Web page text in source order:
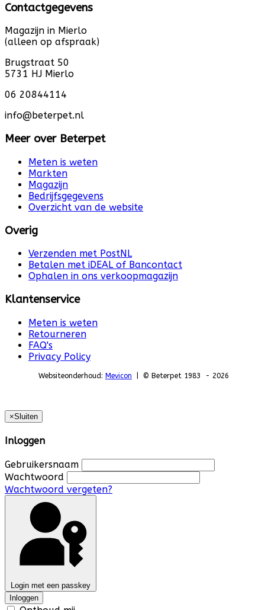
Contactgegevens
Magazijn in Mierlo
(alleen op afspraak)
Brugstraat 50
5731 HJ Mierlo
06 20844114
info@beterpet.nl
Meer over Beterpet
Meten is weten
Markten
Magazijn
Bedrijfsgegevens
Overzicht van de website
Overig
Verzenden met PostNL
Betalen met iDEAL of Bancontact
Ophalen in ons verkoopmagazijn
Klantenservice
Meten is weten
Retourneren
FAQ's
Privacy Policy
Websiteonderhoud: Mevicon | © Beterpet 1983 - 2026
×Sluiten
Inloggen
Gebruikersnaam
Wachtwoord
Wachtwoord vergeten?
Login met een passkey
Inloggen